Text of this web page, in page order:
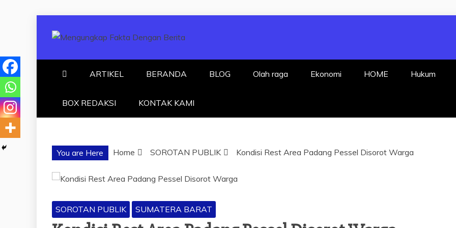
MENGUNGKAP FAKTA
ARTIKEL BERANDA BLOG Olah raga Ekonomi HOME Hukum
BOX REDAKSI KONTAK KAMI
You are Here Home SOROTAN PUBLIK Kondisi Rest Area Padang Pessel Disorot Warga
SOROTAN PUBLIK SUMATERA BARAT